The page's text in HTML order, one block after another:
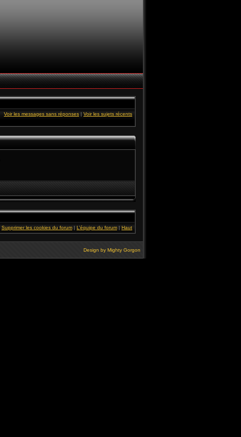
Voir les messages sans réponses | Voir les sujets récents
Supprimer les cookies du forum | L’équipe du forum | Haut
Design by Mighty Gorgon